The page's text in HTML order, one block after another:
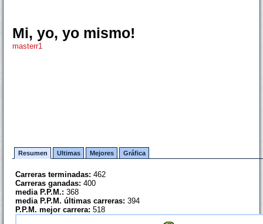
Mi, yo, yo mismo!
masterr1
Resumen Ultimas Mejores Gráfica
Carreras terminadas: 462
Carreras ganadas: 400
media P.P.M.: 368
media P.P.M. últimas carreras: 394
P.P.M. mejor carrera: 518